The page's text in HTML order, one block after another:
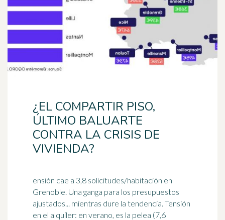
¿EL COMPARTIR PISO,
ÚLTIMO BALUARTE
CONTRA LA CRISIS DE
VIVIENDA?
ensión cae a 3,8 solicitudes/habitación en
Grenoble. Una ganga para los presupuestos
ajustados... mientras dure la tendencia. Tensión
en el alquiler: en verano, es la pelea (7,6